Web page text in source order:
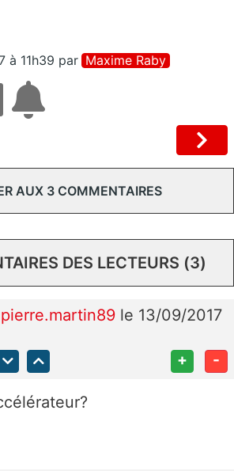
à 11h39 par Maxime Raby
AUX 3 COMMENTAIRES
DES LECTEURS (3)
pierre.martin89 le 13/09/2017
+ -